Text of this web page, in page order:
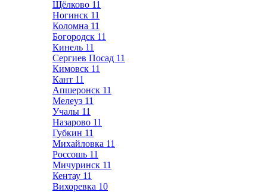
Щёлково 11
Ногинск 11
Коломна 11
Богородск 11
Кинель 11
Сергиев Посад 11
Кимовск 11
Кант 11
Апшеронск 11
Мелеуз 11
Учалы 11
Назарово 11
Губкин 11
Михайловка 11
Россошь 11
Мичуринск 11
Кентау 11
Вихоревка 10